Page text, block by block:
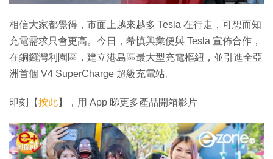
相信大家都覺得，市面上越來越多 Tesla 在行走，可想而知
充電需求只會更高。今日，希慎興業便與 Tesla 宣佈合作，
在銅鑼灣利園區，建立港島區最大型充電樞紐，並引進全亞
洲首個 V4 SuperCharge 超級充電站。
即刻【按此】，用 App 睇更多產品開箱影片